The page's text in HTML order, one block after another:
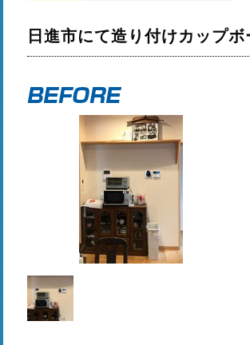
日進市にて造り付けカップ